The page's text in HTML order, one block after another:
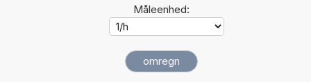
Måleenhed: